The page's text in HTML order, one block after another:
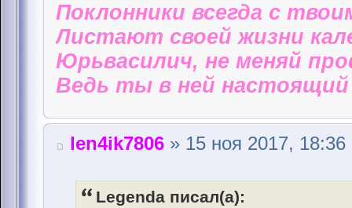
Поклонники всегда с
Листают своей жизни
Юрьвасилич, не меняй
Ведь ты в ней настоящий
len4ik7806 » 15 ноя 2017, 18:36
Legenda писал(а):